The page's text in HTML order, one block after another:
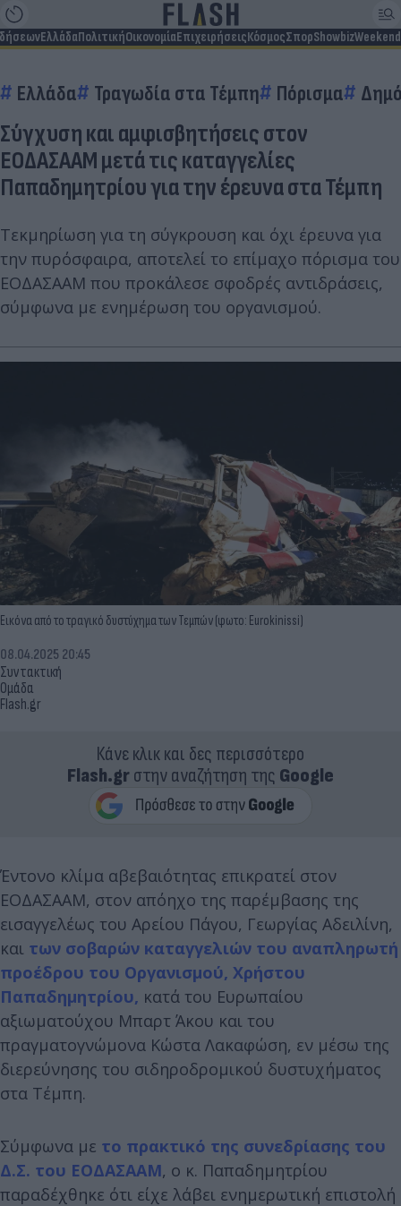
ΕλλάδαΠολιτικήΟικονομίαΕπιχειρήσειςΚόσμοςΣπορShowbizWeekend
Ελλάδα Τραγωδία στα Τέμπη Πόρισμα
Σύγχυση και αμφισβητήσεις στον
ΕΟΔΑΣΑΑΜ μετά τις καταγγελίες
Παπαδημητρίου για την έρευνα στα Τέμπη
Τεκμηρίωση για τη σύγκρουση και όχι έρευνα για
την πυρόσφαιρα, αποτελεί το επίμαχο πόρισμα του
ΕΟΔΑΣΑΑΜ που προκάλεσε σφοδρές αντιδράσεις,
σύμφωνα με ενημέρωση του οργανισμού.
Εικόνα από το τραγικό δυστύχημα των Τεμπών (φωτο: Eurokinissi)
Συντακτική
Ομάδα
Flash.gr
08.04.2025 20:45
Κάνε κλικ και δες περισσότερο
Flash.grστην αναζήτηση της Google
Έντονο κλίμα αβεβαιότητας επικρατεί στον
ΕΟΔΑΣΑΑΜ, στον απόηχο της παρέμβασης της
εισαγγελέως του Αρείου Πάγου, Γεωργίας Αδειλίνη,
και των σοβαρών καταγγελιών του αναπληρωτή
προέδρου του Οργανισμού, Χρήστου
Παπαδημητρίου, κατά του Ευρωπαίου
αξιωματούχου Μπαρτ Άκου και του
πραγματογνώμονα Κώστα Λακαφώση, εν μέσω της
διερεύνησης του σιδηροδρομικού δυστυχήματος
στα Τέμπη.
Σύμφωνα με το πρακτικό της συνεδρίασης του
Δ.Σ. του ΕΟΔΑΣΑΑΜ, ο κ. Παπαδημητρίου
παραδέχθηκε ότι είχε λάβει ενημερωτική επιστολή